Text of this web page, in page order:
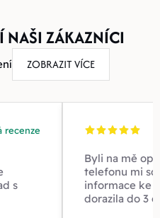
ZÁKAZNÍCI
ZOBRAZIT VÍCE
recenze
s
Byli na mě
telefonu mi
informace ke
dorazila do 3